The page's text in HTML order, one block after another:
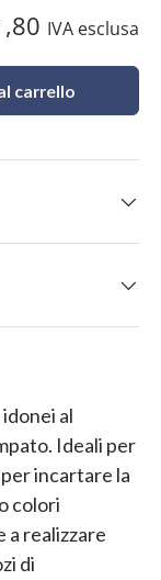
IVA esclusa
carrello
al
Ideali per
incartare la
colori
a realizzare
di